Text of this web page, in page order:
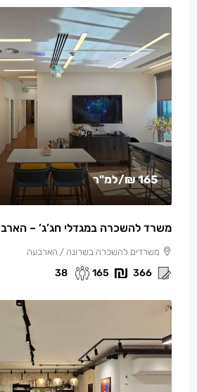
165 ₪ /למ"ר
משרד להשכרה במגדלי חג’ג’ – הארבעה 366
משרדים להשכרה בשרונה / הארבעה
366
165
38